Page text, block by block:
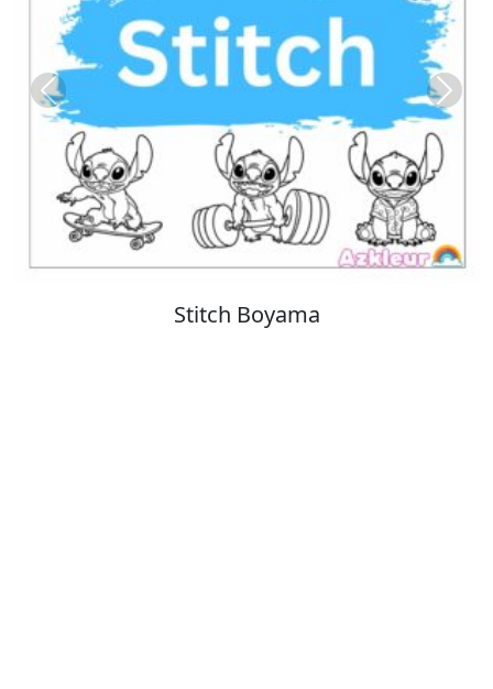
Cinnamoroll Boyama
Previous Next